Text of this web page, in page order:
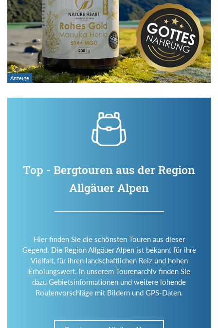
Top - Bergtouren aus der Region
Allgäuer Alpen
Hier finden Sie die schönsten Touren aus dieser
Gegend. Die Region Allgäuer Alpen ist bekannt für ihre
Vielfalt, für ihren landschaftlichen Reiz und hohen
Erholungswert. In unserem Tourenarchiv finden Sie
dazu Gebietsinformationen und weitere lohende
Routenvorschläge mit Bildern und GPS-Daten.